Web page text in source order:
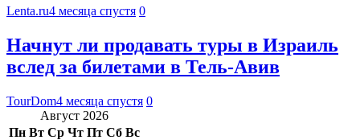
Lenta.ru4 месяца спустя 0
Начнут ли продавать туры в Израиль
вслед за билетами в Тель-Авив
TourDom4 месяца спустя 0
Август 2026
Пн Вт Ср Чт Пт Сб Вс